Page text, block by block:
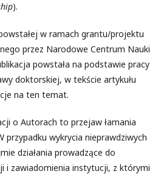
).
w ramach grantu/projektu
przez Narodowe Centrum Nauki
powstała na podstawie pracy
doktorskiej, w tekście artykułu
na ten temat.
o Autorach to przejaw łamania
przypadku wykrycia nieprawdziwych
działania prowadzące do
i zawiadomienia instytucji, z którymi